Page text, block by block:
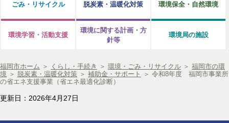
ごみ・リサイクル 脱炭素・温暖化対策 環境保全・自然環境
環境学習・活動支援
環境に関する計画・方
針等
環境局の施設
福岡市ホーム ＞ くらし・手続き ＞ 環境・ごみ・リサイクル ＞ 福岡市の環
境 ＞ 脱炭素・温暖化対策 ＞ 補助金・サポート ＞ 令和8年度 福岡市事業所
の省エネ支援事業（省エネ最適化診断）
更新日：2026年4月27日